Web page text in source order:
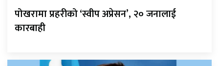
पोखरामा प्रहरीको ‘स्वीप अप्रेसन’, २० जनालाई
कारबाही